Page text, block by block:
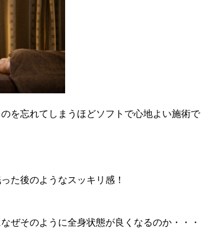
を忘れてしまうほどソフトで心地よい施術で
た後のようなスッキリ感！
ぜそのように全身状態が良くなるのか・・・